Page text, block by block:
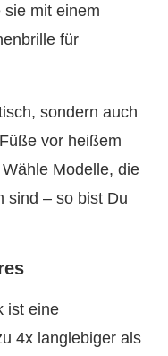
mit einem
für
sondern auch
vor heißem
Modelle, die
sind – so bist Du
ist eine
4x langlebiger als